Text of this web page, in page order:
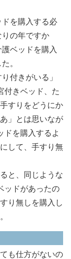
を購入する必
の年ですか
ベッドを購入
。
付きがいる」
付きベッド、た
すりをどうにか
」とは思いなが
ドを購入するよ
して、手すり無
と、同じような
ッドがあったの
り無しを購入し
も仕方がないの